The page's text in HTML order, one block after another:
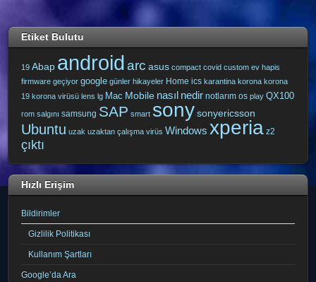
Etiket Bulutu
19 Abap android arc asus compact covid custom ev hapis
firmware geçiyor google günler hikayeler Home ics karantina korona korona
19 korona virüsü lens lg Mac Mobile nasıl nedir notlarım os play QX100
rom salgını samsung SAP smart sony sonyericsson
Ubuntu uzak uzaktan çalışma virüs Windows xperia z2
çıktı
Hızlı Erişim
Bildirimler
Gizlilik Politikası
Kullanım Şartları
Google’da Ara